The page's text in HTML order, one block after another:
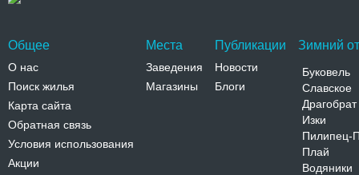
Общее
О нас
Поиск жилья
Карта сайта
Обратная связь
Условия использования
Акции
Места
Заведения
Магазины
Публикации
Новости
Блоги
Зимний
Буковель
Славское
Драгобрат
Изки
Пилипец-
Плай
Водяники